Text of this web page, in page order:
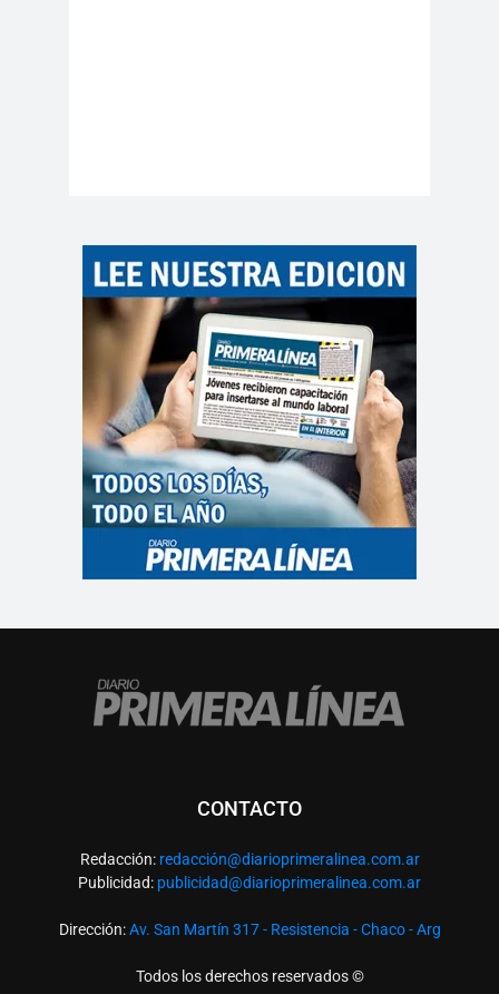
CONTACTO
Redacción: redacción@diarioprimeralinea.com.ar
Publicidad: publicidad@diarioprimeralinea.com.ar
Dirección:Av. San Martín 317 - Resistencia - Chaco - Arg
Todos los derechos reservados ©